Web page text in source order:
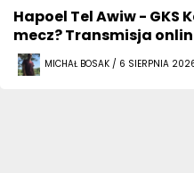
Hapoel Tel Awiw - GKS
mecz? Transmisja
MICHAŁ BOSAK / 6 SIERPNIA